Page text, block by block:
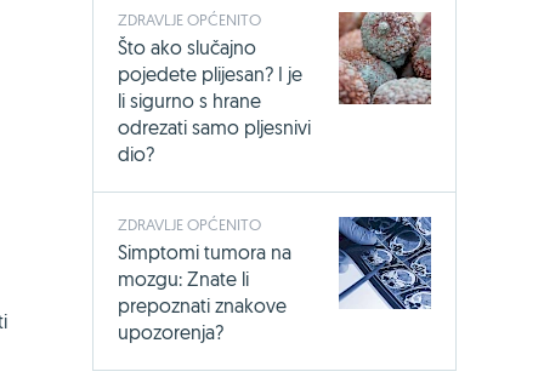
ZDRAVLJE OPĆENITO
Što ako slučajno
pojedete plijesan? I je
li sigurno s hrane
odrezati samo pljesnivi
dio?
ZDRAVLJE OPĆENITO
Simptomi tumora na
mozgu: Znate li
prepoznati znakove
upozorenja?